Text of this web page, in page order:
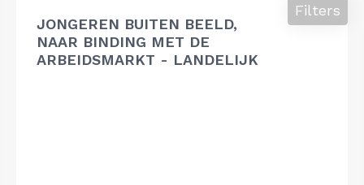
JONGEREN BUITEN BEELD,
NAAR BINDING MET DE
ARBEIDSMARKT - LANDELIJK
Filters